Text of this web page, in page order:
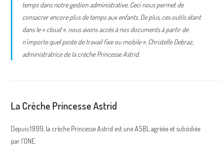
temps dans notre gestion administrative. Ceci nous permet de
consacrer encore plus de temps aux enfants. De plus, ces outils étant
dans le « cloud », nous avons accès à nos documents à partir de
n’importe quel poste de travail fixe ou mobile », Christelle Debraz,
administratrice de la crèche Princesse Astrid.
La Crèche Princesse Astrid
Depuis 1999, la crèche Princesse Astrid est une ASBL agréée et subsidiée
par l’ONE.